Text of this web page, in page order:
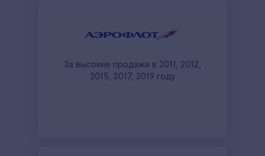
За высокие продажи в 2011, 2012,
2015, 2017, 2019 году